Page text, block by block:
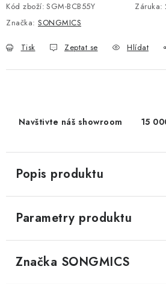
Kód zboží: SGM-BCB55Y Záruka:
Značka: SONGMICS
Tisk Zeptat se Hlídat
Navštivte náš showroom 15
Popis produktu
Parametry produktu
Značka SONGMICS